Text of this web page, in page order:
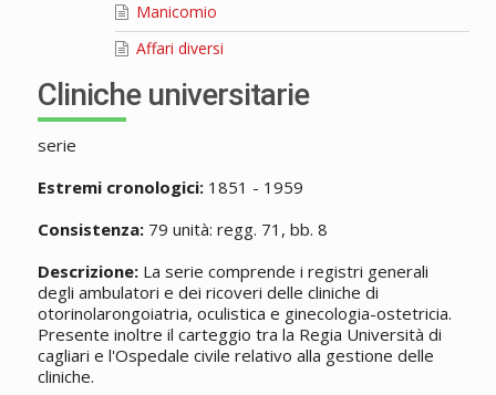
Manicomio
Affari diversi
Cliniche universitarie
serie
Estremi cronologici:1851 - 1959
Consistenza:79 unità: regg. 71, bb. 8
Descrizione:La serie comprende i registri generali
degli ambulatori e dei ricoveri delle cliniche di
otorinolarongoiatria, oculistica e ginecologia-ostetricia.
Presente inoltre il carteggio tra la Regia Università di
cagliari e l'Ospedale civile relativo alla gestione delle
cliniche.